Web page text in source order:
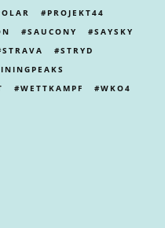
PROJEKT44
SAUCONY
SAYSKY
STRAVA
STRYD
WETTKAMPF
WKO4